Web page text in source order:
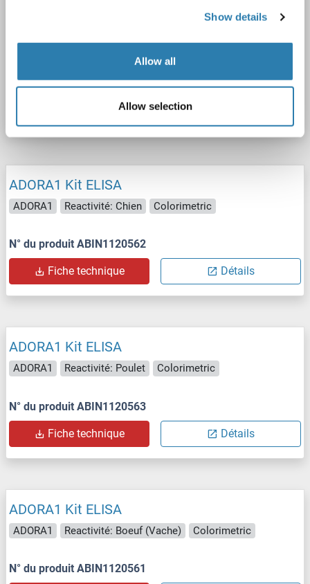
Show details
Allow all
Allow selection
78.125 pg/mL - 5000 pg/mL
Cell Lysate, Tissue Homogenate
N° du produit ABIN5674665
Fiche technique
ADORA1 Kit ELISA
ADORA1 Reactivité: Chien Colorimetric
N° du produit ABIN1120562
Fiche technique Détails
ADORA1 Kit ELISA
ADORA1 Reactivité: Poulet Colorimetric
N° du produit ABIN1120563
Fiche technique Détails
ADORA1 Kit ELISA
ADORA1 Reactivité: Boeuf (Vache) Colorimetric
N° du produit ABIN1120561